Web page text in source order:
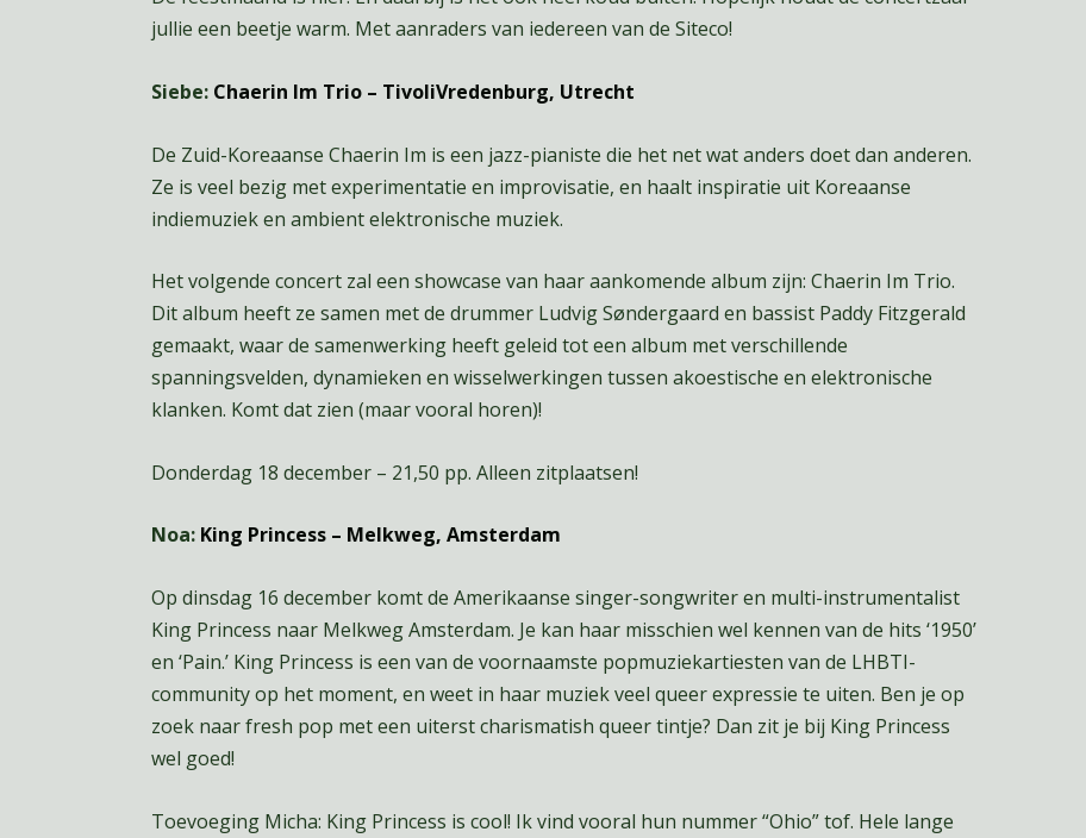
jullie een beetje warm. Met aanraders van iedereen van de Siteco!
Siebe: Chaerin Im Trio – TivoliVredenburg, Utrecht
De Zuid-Koreaanse Chaerin Im is een jazz-pianiste die het net wat anders doet dan anderen.
Ze is veel bezig met experimentatie en improvisatie, en haalt inspiratie uit Koreaanse
indiemuziek en ambient elektronische muziek.
Het volgende concert zal een showcase van haar aankomende album zijn: Chaerin Im Trio.
Dit album heeft ze samen met de drummer Ludvig Søndergaard en bassist Paddy Fitzgerald
gemaakt, waar de samenwerking heeft geleid tot een album met verschillende
spanningsvelden, dynamieken en wisselwerkingen tussen akoestische en elektronische
klanken. Komt dat zien (maar vooral horen)!
Donderdag 18 december – 21,50 pp. Alleen zitplaatsen!
Noa: King Princess – Melkweg, Amsterdam
Op dinsdag 16 december komt de Amerikaanse singer-songwriter en multi-instrumentalist
King Princess naar Melkweg Amsterdam. Je kan haar misschien wel kennen van de hits ‘1950’
en ‘Pain.’ King Princess is een van de voornaamste popmuziekartiesten van de LHBTI-
community op het moment, en weet in haar muziek veel queer expressie te uiten. Ben je op
zoek naar fresh pop met een uiterst charismatish queer tintje? Dan zit je bij King Princess
wel goed!
Toevoeging Micha: King Princess is cool! Ik vind vooral hun nummer “Ohio” tof. Hele lange